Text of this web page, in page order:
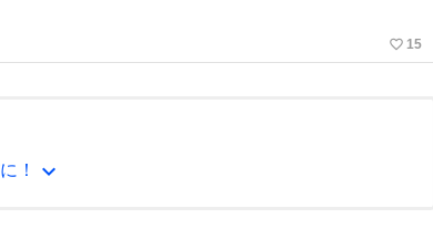
favorite_border 15
！
expand_more